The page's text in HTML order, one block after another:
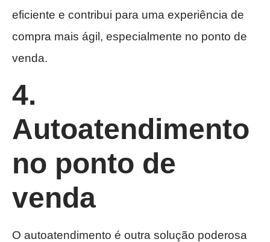
eficiente e contribui para uma experiência de
compra mais ágil, especialmente no ponto de
venda.
4.
Autoatendimento
no ponto de
venda
O autoatendimento é outra solução poderosa